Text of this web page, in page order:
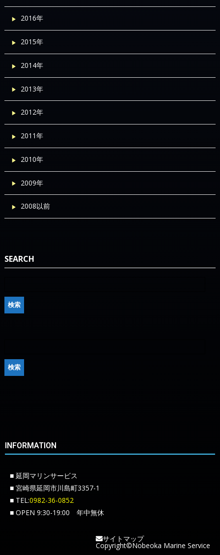
2016年
2015年
2014年
2013年
2012年
2011年
2010年
2009年
2008以前
SEARCH
INFORMATION
■ 延岡マリンサービス
■ 宮崎県延岡市川島町3357-1
■ TEL:0982-36-0852
■ OPEN 9:30-19:00 年中無休
サイトマップ
Copyright©Nobeoka Marine Service